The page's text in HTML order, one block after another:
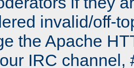
invalid/off-
the Apache
IRC channel,